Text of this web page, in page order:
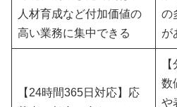
人材育成など付加価値の
高い業務に集中できる
の
が
【24時間365日対応】応
数
や